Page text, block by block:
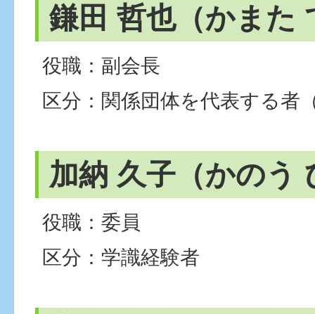
鎌田 哲也（かまた
役職：副会長
区分：関係団体を代表する者
加納 久子（かのう
役職：委員
区分：学識経験者